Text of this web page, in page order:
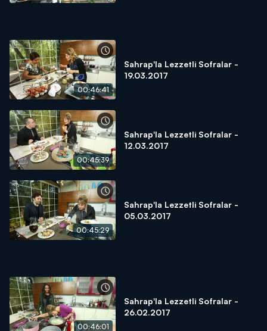
00:46:41
Sahrap'la Lezzetli Sofralar -
19.03.2017
00:45:39
Sahrap'la Lezzetli Sofralar -
12.03.2017
00:45:29
Sahrap'la Lezzetli Sofralar -
05.03.2017
00:46:01
Sahrap'la Lezzetli Sofralar -
26.02.2017